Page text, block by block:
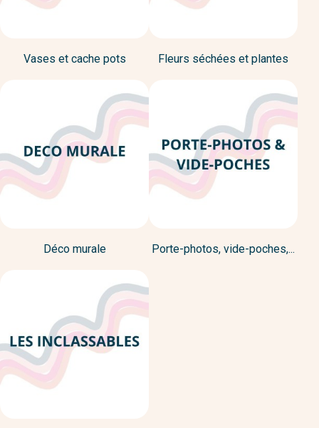
Vases et cache pots Fleurs séchées et plantes
Déco murale Porte-photos, vide-poches,...